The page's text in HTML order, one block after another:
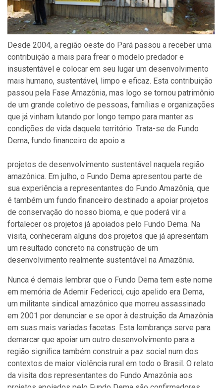
Desde 2004, a região oeste do Pará passou a receber uma
contribuição a mais para frear o modelo predador e
insustentável e colocar em seu lugar um desenvolvimento
mais humano, sustentável, limpo e eficaz. Esta contribuição
passou pela Fase Amazônia, mas logo se tornou patrimônio
de um grande coletivo de pessoas, famílias e organizações
que já vinham lutando por longo tempo para manter as
condições de vida daquele território. Trata-se de Fundo
Dema, fundo financeiro de apoio a
projetos de desenvolvimento sustentável naquela região
amazônica. Em julho, o Fundo Dema apresentou parte de
sua experiência a representantes do Fundo Amazônia, que
é também um fundo financeiro destinado a apoiar projetos
de conservação do nosso bioma, e que poderá vir a
fortalecer os projetos já apoiados pelo Fundo Dema. Na
visita, conheceram alguns dos projetos que já apresentam
um resultado concreto na construção de um
desenvolvimento realmente sustentável na Amazônia.
Nunca é demais lembrar que o Fundo Dema tem este nome
em memória de Ademir Federicci, cujo apelido era Dema,
um militante sindical amazônico que morreu assassinado
em 2001 por denunciar e se opor à destruição da Amazônia
em suas mais variadas facetas. Esta lembrança serve para
demarcar que apoiar um outro desenvolvimento para a
região significa também construir a paz social num dos
contextos de maior violência rural em todo o Brasil. O relato
da visita dos representantes do Fundo Amazônia aos